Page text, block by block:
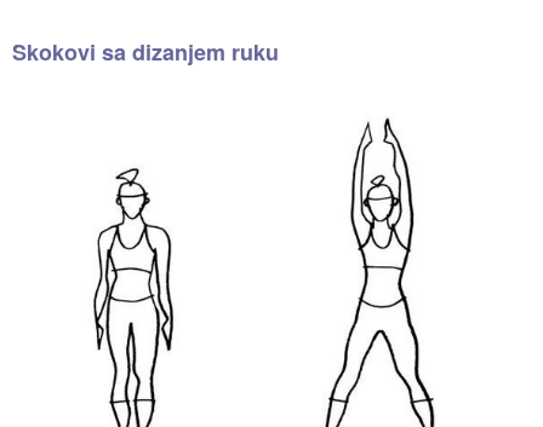
Skokovi sa dizanjem ruku